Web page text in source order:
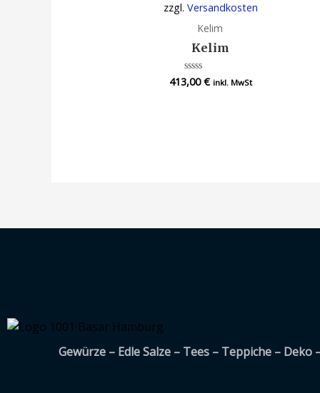
zzgl. Versandkosten
Kelim
Kelim
Bewertet
mit
413,00€ inkl. MwSt
Gewürze – Edle Salze – Tees – Teppiche – Deko